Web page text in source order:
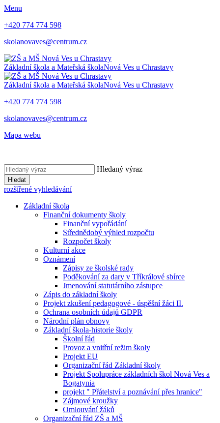
Menu
+420 774 774 598
skolanovaves@centrum.cz
Základní škola a Mateřská školaNová Ves u Chrastavy
Základní škola a Mateřská školaNová Ves u Chrastavy
+420 774 774 598
skolanovaves@centrum.cz
Mapa webu
Hledaný výraz
Hledat
rozšířené vyhledávání
Základní škola
Finanční dokumenty školy
Finanční vypořádání
Střednědobý výhled rozpočtu
Rozpočet školy
Kulturní akce
Oznámení
Zápisy ze školské rady
Poděkování za dary v Tříkrálové sbírce
Jmenování statutárního zástupce
Zápis do základní školy
Projekt zkušení pedagogové - úspěšní žáci II.
Ochrana osobních údajů GDPR
Národní plán obnovy
Základní škola-historie školy
Školní řád
Provoz a vnitřní režim školy
Projekt EU
Organizační řád Základní školy
Projekt Spolupráce základních škol Nová Ves a
Bogatynia
projekt " Přátelství a poznávání přes hranice"
Zájmové kroužky
Omlouvání žáků
Organizační řád ZŠ a MŠ